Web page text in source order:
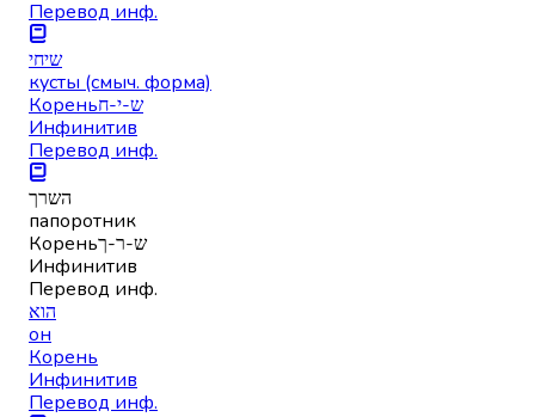
Перевод инф.
שיחי
кусты (смыч. форма)
Кореньש-י-ח
Инфинитив
Перевод инф.
השרך
папоротник
Кореньש-ר-ך
Инфинитив
Перевод инф.
הוא
он
Корень
Инфинитив
Перевод инф.